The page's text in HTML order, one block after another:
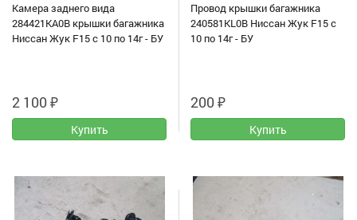
Камера заднего вида
284421KA0B крышки багажника
Ниссан Жук F15 с 10 по 14г - БУ
2 100₽
Провод крышки багажника
240581KL0B Ниссан Жук F15 с
10 по 14г - БУ
200₽